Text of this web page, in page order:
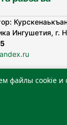
Ингушетия, г.
арадувлар
СМИ: ЭЛ № ФС
файлы cookie и